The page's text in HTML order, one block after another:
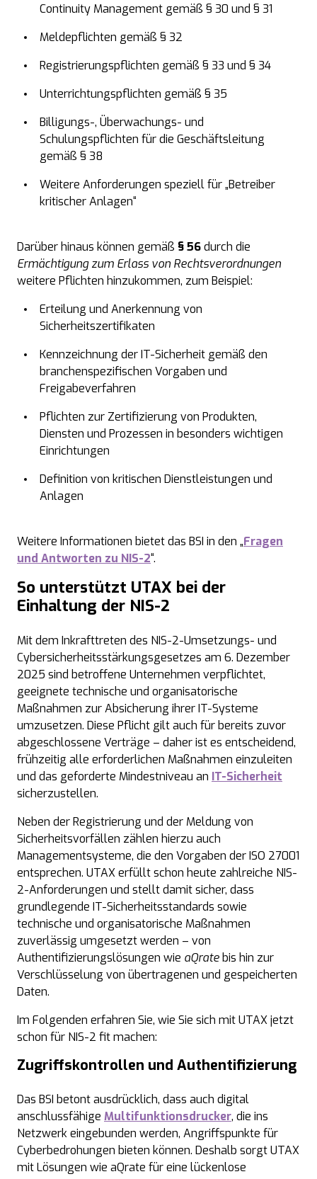
Continuity Management gemäß § 30 und § 31
Meldepflichten gemäß § 32
Registrierungspflichten gemäß § 33 und § 34
Unterrichtungspflichten gemäß § 35
Billigungs-, Überwachungs- und
Schulungspflichten für die Geschäftsleitung
gemäß § 38
Weitere Anforderungen speziell für „Betreiber
kritischer Anlagen“
Darüber hinaus können gemäß § 56durch die
Ermächtigung zum Erlass von Rechtsverordnungen
weitere Pflichten hinzukommen, zum Beispiel:
Erteilung und Anerkennung von
Sicherheitszertifikaten
Kennzeichnung der IT-Sicherheit gemäß den
branchenspezifischen Vorgaben und
Freigabeverfahren
Pflichten zur Zertifizierung von Produkten,
Diensten und Prozessen in besonders wichtigen
Einrichtungen
Definition von kritischen Dienstleistungen und
Anlagen
Weitere Informationen bietet das BSI in den „Fragen
und Antworten zu NIS-2“.
So unterstützt UTAX bei der
Einhaltung der NIS-2
Mit dem Inkrafttreten des NIS-2-Umsetzungs- und
Cybersicherheitsstärkungsgesetzes am 6. Dezember
2025 sind betroffene Unternehmen verpflichtet,
geeignete technische und organisatorische
Maßnahmen zur Absicherung ihrer IT-Systeme
umzusetzen. Diese Pflicht gilt auch für bereits zuvor
abgeschlossene Verträge – daher ist es entscheidend,
frühzeitig alle erforderlichen Maßnahmen einzuleiten
und das geforderte Mindestniveau an IT-Sicherheit
sicherzustellen.
Neben der Registrierung und der Meldung von
Sicherheitsvorfällen zählen hierzu auch
Managementsysteme, die den Vorgaben der ISO 27001
entsprechen. UTAX erfüllt schon heute zahlreiche NIS-
2-Anforderungen und stellt damit sicher, dass
grundlegende IT-Sicherheitsstandards sowie
technische und organisatorische Maßnahmen
zuverlässig umgesetzt werden – von
Authentifizierungslösungen wie aQrate bis hin zur
Verschlüsselung von übertragenen und gespeicherten
Daten.
Im Folgenden erfahren Sie, wie Sie sich mit UTAX jetzt
schon für NIS-2 fit machen:
Zugriffskontrollen und Authentifizierung
Das BSI betont ausdrücklich, dass auch digital
anschlussfähige Multifunktionsdrucker, die ins
Netzwerk eingebunden werden, Angriffspunkte für
Cyberbedrohungen bieten können. Deshalb sorgt UTAX
mit Lösungen wie aQrate für eine lückenlose